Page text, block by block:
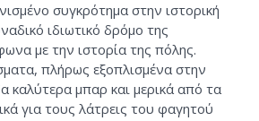
συγκρότημα στην ιστορική
ιδιωτικό δρόμο της
με την ιστορία της πόλης.
πλήρως εξοπλισμένα στην
καλύτερα μπαρ και μερικά από τα
για τους λάτρεις του φαγητού